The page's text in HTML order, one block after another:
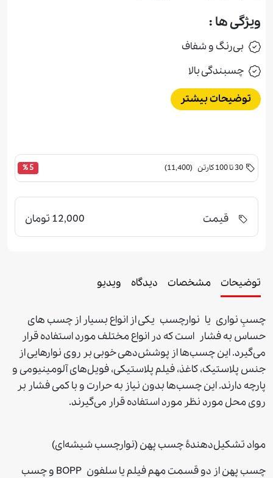
ویژگی ها :
بی‌رنگ و شفاف
چسبندگی بالا
توضیحات بیشتر
30 تا 100 کارتن (11,400) 5 %
قیمت 12,000 تومان
توضیحات مشخصات دیدگاه ویدیو
چسبِ نواری یا نوارچسب یکی از انواع بسیار از چسب های
حساس به فشار است که در انواع مختلف مورد استفاده قرار
می‌گیرد. این چسب‌ها از پوشش‌دهی خوبی بر روی نوارهایی از
جنس پلاستیک، کاغذ، فیلم پلاستیکی، فویل‌های آلومینیومی و
پارچه دارند. این چسب‌ها بدون نیاز به حرارت و با کمی فشار بر
روی محل مورد نظر مورد استفاده قرار می‌گیرند.
مواد تشکیل‌دهندهٔ چسب پهن (نوارچسب شیشه‌ای)
چسب پهن از دو قسمت مهم فیلم یا سلفون BOPP و چسب